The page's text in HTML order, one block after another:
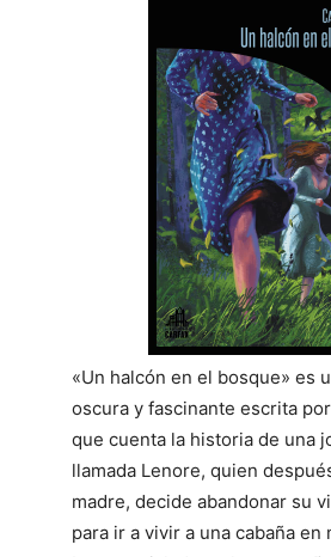
«Un halcón en el bosque» es
oscura y fascinante escrita
que cuenta la historia de una
llamada Lenore, quien
madre, decide abandonar su
para ir a vivir a una cabaña en